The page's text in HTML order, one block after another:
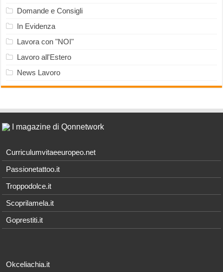
Domande e Consigli
In Evidenza
Lavora con "NOI"
Lavoro all'Estero
News Lavoro
I magazine di Qonnetwork
Curriculumvitaeeuropeo.net
Passionetattoo.it
Troppodolce.it
Scoprilamela.it
Goprestiti.it
Okceliachia.it